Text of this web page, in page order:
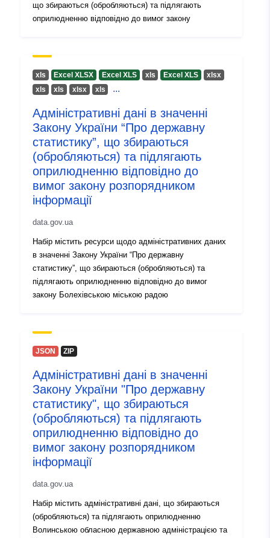
що збираються (обробляються) та підлягають
оприлюдненню відповідно до вимог закону
хls Excel XLSX Excel XLS хls Excel XLS
хlsx
хls
хls хlsx хls ...
Адміністративні дані в значенні
Закону України “Про державну
статистику”, що збираються
(обробляються) та підлягають
оприлюдненню відповідно до
вимог закону розпорядником
інформації
data.gov.ua
Набір містить ресурси щодо адміністративних даних
в значенні Закону України “Про державну
статистику”, що збираються (обробляються) та
підлягають оприлюдненню відповідно до вимог
закону Болехівською міською радою
JSON ZIP
Адміністративні дані в значенні
Закону України "Про державну
статистику", що збираються
(обробляються) та підлягають
оприлюдненню відповідно до
вимог закону розпорядником
інформації
data.gov.ua
Набір містить адміністративні дані, що збираються
(обробляються) та підлягають оприлюдненню
Волинською обласною державною адміністрацією та